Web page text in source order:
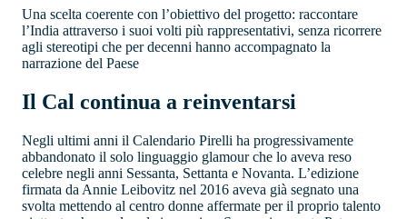
Una scelta coerente con l’obiettivo del progetto: raccontare
l’India attraverso i suoi volti più rappresentativi, senza ricorrere
agli stereotipi che per decenni hanno accompagnato la
narrazione del Paese
Il Cal continua a reinventarsi
Negli ultimi anni il Calendario Pirelli ha progressivamente
abbandonato il solo linguaggio glamour che lo aveva reso
celebre negli anni Sessanta, Settanta e Novanta. L’edizione
firmata da Annie Leibovitz nel 2016 aveva già segnato una
svolta mettendo al centro donne affermate per il proprio talento